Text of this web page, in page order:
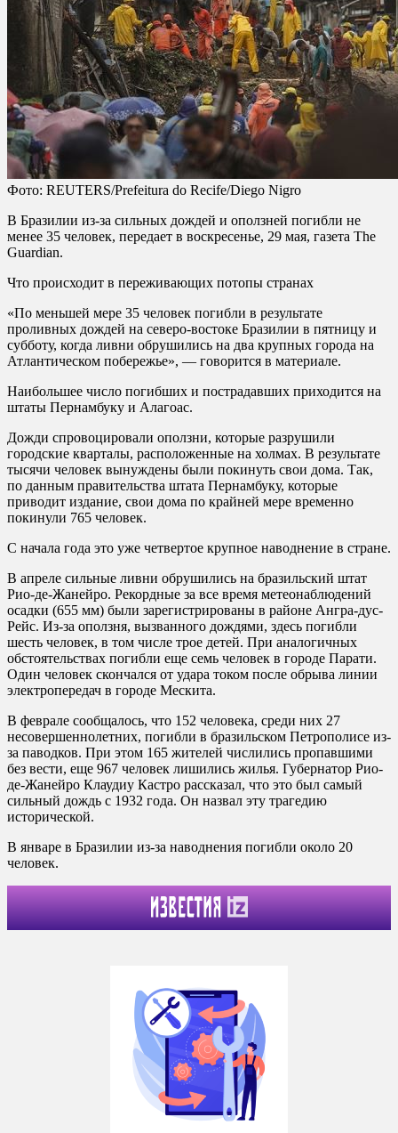
Фото: REUTERS/Prefeitura do Recife/Diego Nigro
В Бразилии из-за сильных дождей и оползней погибли не
менее 35 человек, передает в воскресенье, 29 мая, газета The
Guardian.
Что происходит в переживающих потопы странах
«По меньшей мере 35 человек погибли в результате
проливных дождей на северо-востоке Бразилии в пятницу и
субботу, когда ливни обрушились на два крупных города на
Атлантическом побережье», — говорится в материале.
Наибольшее число погибших и пострадавших приходится на
штаты Пернамбуку и Алагоас.
Дожди спровоцировали оползни, которые разрушили
городские кварталы, расположенные на холмах. В результате
тысячи человек вынуждены были покинуть свои дома. Так,
по данным правительства штата Пернамбуку, которые
приводит издание, свои дома по крайней мере временно
покинули 765 человек.
С начала года это уже четвертое крупное наводнение в стране.
В апреле сильные ливни обрушились на бразильский штат
Рио-де-Жанейро. Рекордные за все время метеонаблюдений
осадки (655 мм) были зарегистрированы в районе Ангра-дус-
Рейс. Из-за оползня, вызванного дождями, здесь погибли
шесть человек, в том числе трое детей. При аналогичных
обстоятельствах погибли еще семь человек в городе Парати.
Один человек скончался от удара током после обрыва линии
электропередач в городе Мескита.
В феврале сообщалось, что 152 человека, среди них 27
несовершеннолетних, погибли в бразильском Петрополисе из-
за паводков. При этом 165 жителей числились пропавшими
без вести, еще 967 человек лишились жилья. Губернатор Рио-
де-Жанейро Клаудиу Кастро рассказал, что это был самый
сильный дождь с 1932 года. Он назвал эту трагедию
исторической.
В январе в Бразилии из-за наводнения погибли около 20
человек.